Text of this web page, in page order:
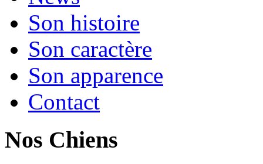
Son histoire
Son caractère
Son apparence
Contact
Nos Chiens